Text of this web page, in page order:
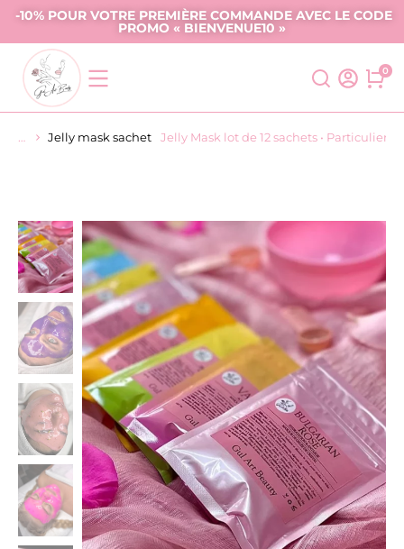
-10% POUR VOTRE PREMIÈRE COMMANDE AVEC LE CODE
PROMO « BIENVENUE10 »
Vous êtes ici :
Jelly mask sachet Jelly Mask lot de 12 sachets • Particuliers